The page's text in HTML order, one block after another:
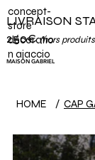
LIVRAISON
250€(hors
concept-
store
décoratio
n ajaccio
MAISON GABRIEL
HOME / CAP